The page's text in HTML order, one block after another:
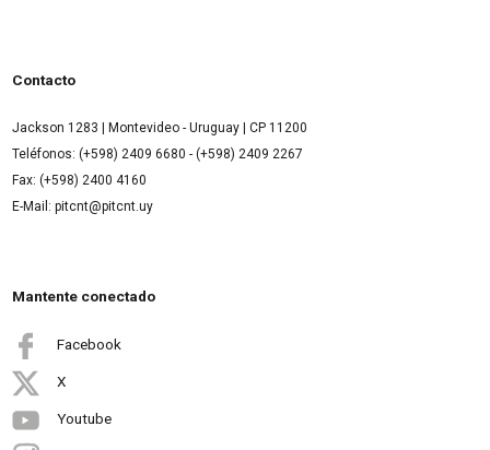
Contacto
Jackson 1283 | Montevideo - Uruguay | CP 11200
Teléfonos: (+598) 2409 6680 - (+598) 2409 2267
Fax: (+598) 2400 4160
E-Mail: pitcnt@pitcnt.uy
Mantente conectado
Facebook
X
Youtube